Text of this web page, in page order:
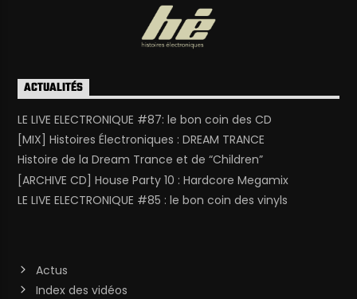
ACTUALITÉS
LE LIVE ELECTRONIQUE #87: le bon coin des CD
[MIX] Histoires Électroniques : DREAM TRANCE
Histoire de la Dream Trance et de “Children”
[ARCHIVE CD] House Party 10 : Hardcore Megamix
LE LIVE ELECTRONIQUE #85 : le bon coin des vinyls
Actus
Index des vidéos